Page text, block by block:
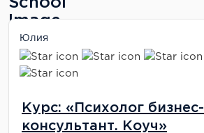
Юлия
Курс: «Психолог бизнес-
консультант. Коуч»